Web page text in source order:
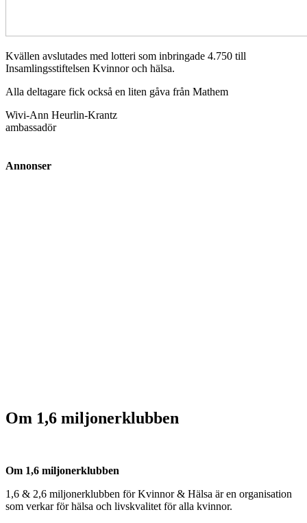
Kvällen avslutades med lotteri som inbringade 4.750 till
Insamlingsstiftelsen Kvinnor och hälsa.
Alla deltagare fick också en liten gåva från Mathem
Wivi-Ann Heurlin-Krantz
ambassadör
Annonser
Om 1,6 miljonerklubben
Om 1,6 miljonerklubben
1,6 & 2,6 miljonerklubben för Kvinnor & Hälsa är en organisation
som verkar för hälsa och livskvalitet för alla kvinnor.